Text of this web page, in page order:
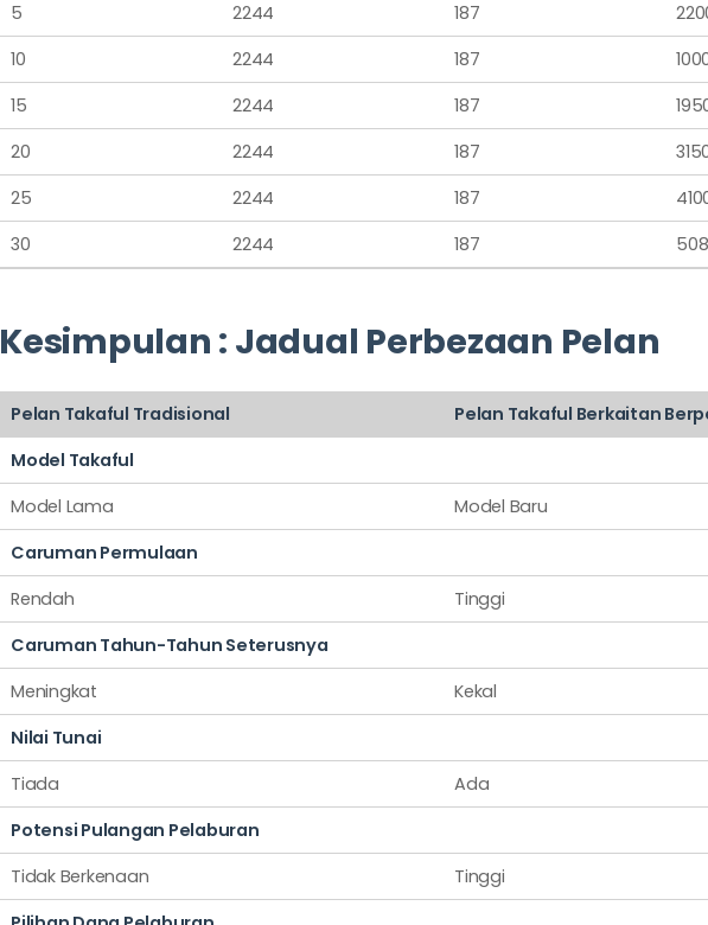
5
2244 187
10
2244 187
15
2244 187
20
2244 187
25
2244 187
30
2244 187
Kesimpulan : Jadual Perbezaan Pelan
Pelan Takaful Tradisional
Pelan Takaful Berkaitan
Model Takaful
Model Lama
Model Baru
Caruman Permulaan
Rendah
Tinggi
Caruman Tahun-Tahun Seterusnya
Meningkat
Kekal
Nilai Tunai
Tiada
Ada
Potensi Pulangan Pelaburan
Tidak Berkenaan
Tinggi